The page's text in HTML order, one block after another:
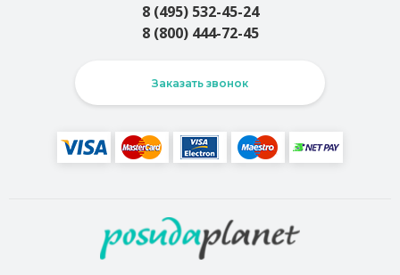
8 (495) 532-45-24
8 (800) 444-72-45
Заказать звонок